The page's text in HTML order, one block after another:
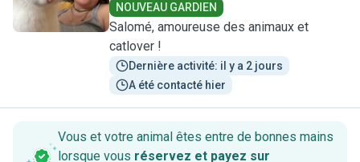
NOUVEAU GARDIEN
Salomé, amoureuse des animaux et
catlover !
Dernière activité: il y a 2 jours
A été contacté hier
Vous et votre animal êtes entre de bonnes mains
lorsque vous réservez et payez sur